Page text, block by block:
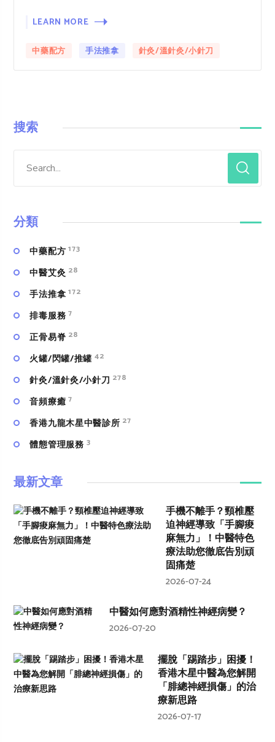
LEARN MORE
中藥配方 手法推拿 針灸/溫針灸/小針刀
搜索
分類
中藥配方 173
中醫艾灸 28
手法推拿 172
排毒服務 7
正骨易脊 28
火罐/閃罐/推罐 42
針灸/溫針灸/小針刀 278
⾳頻療癒 7
香港九龍木星中醫診所 27
體態管理服務 3
最新文章
手機不離手？頸椎壓
迫神經導致「手腳痠
麻無力」！中醫特色
療法助您徹底告別頑
固痛楚
2026-07-24
中醫如何應對酒精性神經病變？
2026-07-20
擺脫「踢踏步」困擾！
香港木星中醫為您解開
「腓總神經損傷」的治
療新思路
2026-07-17